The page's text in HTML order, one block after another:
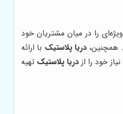
را در میان مشتریان خود
همچنین،دریا پلاستیک با ارائه
خود را ازدریا پلاستیک تهیه